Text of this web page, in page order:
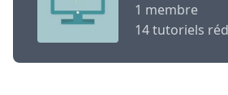
1 membre
14 tutoriels